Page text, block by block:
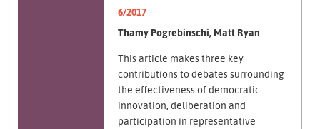
6/2017
Thamy Pogrebinschi, Matt Ryan
This article makes three key
contributions to debates surrounding
the effectiveness of democratic
innovation, deliberation and
participation in representative